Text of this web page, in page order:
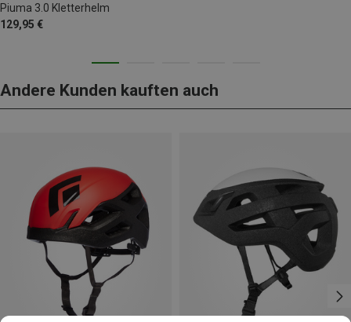
Piuma 3.0 Kletterhelm
129,95 €
Andere Kunden kauften auch